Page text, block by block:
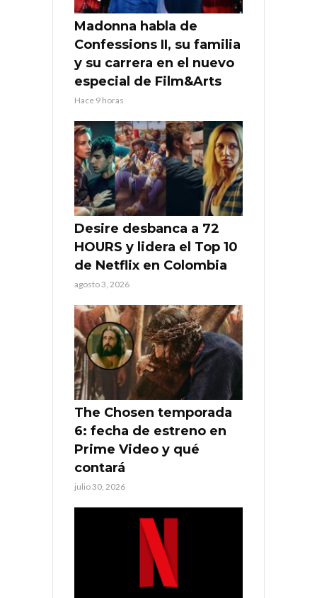
Madonna habla de
Confessions II, su familia
y su carrera en el nuevo
especial de Film&Arts
Hace 9 horas
Desire desbanca a 72
HOURS y lidera el Top 10
de Netflix en Colombia
agosto 3, 2026
The Chosen temporada
6: fecha de estreno en
Prime Video y qué
contará
julio 30, 2026